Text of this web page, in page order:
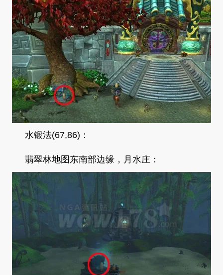
水锻法(67,86)：
翡翠林地图东南部边缘，月水庄：